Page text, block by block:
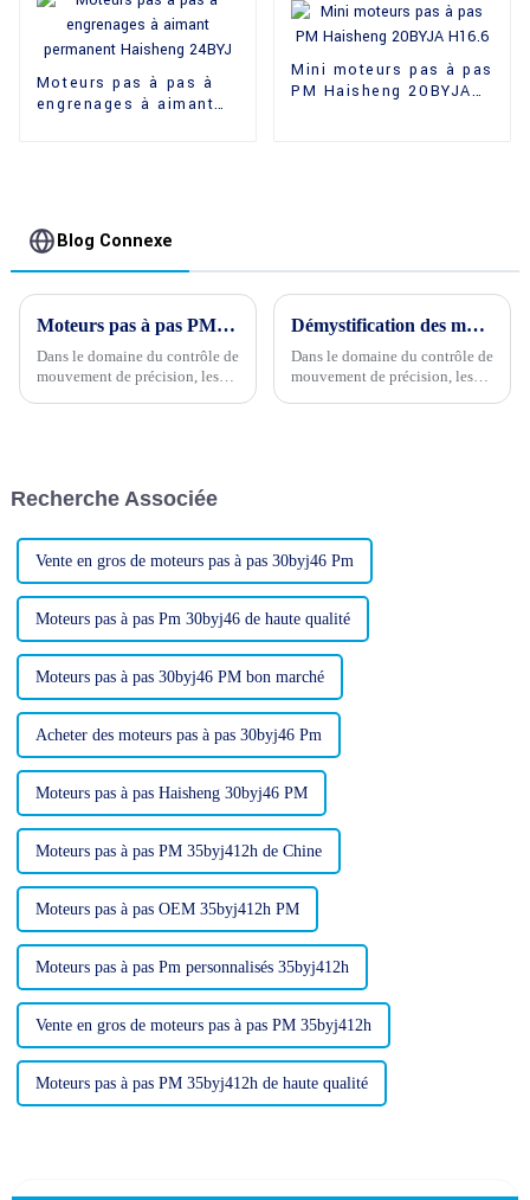
Moteurs pas à pas à
engrenages à aimant
Mini moteurs pas à pas
PM Haisheng 20BYJA
Blog Connexe
Moteurs pas à pas PM vs VR : Dévoilement des différences de fonctionnement et d'applications
Dans le domaine du contrôle de
mouvement de précision, les
moteurs à aimant permanent
(VR).
Démystification des moteurs pas à pas PM : un guide complet sur leur fonctionnement et leurs applications
Dans le domaine du contrôle de
mouvement de précision, les
Recherche Associée
Vente en gros de moteurs pas à pas 30byj46 Pm
Moteurs pas à pas Pm 30byj46 de haute qualité
Moteurs pas à pas 30byj46 PM bon marché
Acheter des moteurs pas à pas 30byj46 Pm
Moteurs pas à pas Haisheng 30byj46 PM
Moteurs pas à pas PM 35byj412h de Chine
Moteurs pas à pas OEM 35byj412h PM
Moteurs pas à pas Pm personnalisés 35byj412h
Vente en gros de moteurs pas à pas PM 35byj412h
Moteurs pas à pas PM 35byj412h de haute qualité